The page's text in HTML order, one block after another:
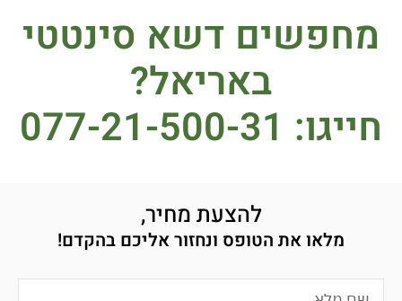
מחפשים דשא סינטטי
באריאל?
חייגו: 077-21-500-31
להצעת מחיר,
מלאו את הטופס ונחזור אליכם בהקדם!